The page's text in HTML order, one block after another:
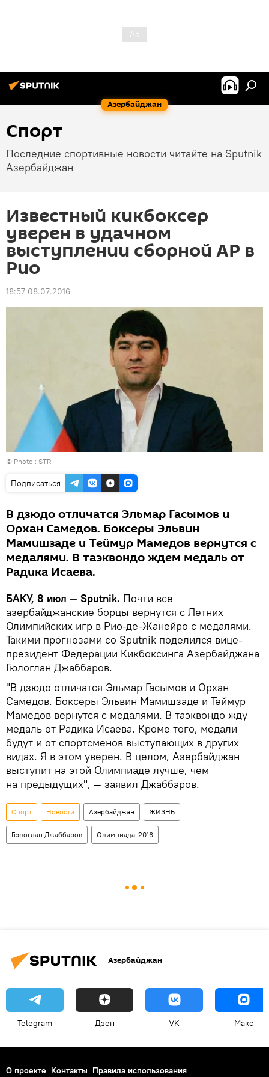
Азербайджан
Спорт
Последние спортивные новости читайте на Sputnik
Азербайджан
Известный кикбоксер
уверен в удачном
выступлении сборной АР в
Рио
18:57 08.07.2016
© Photo : STR
Подписаться
В дзюдо отличатся Эльмар Гасымов и
Орхан Самедов. Боксеры Эльвин
Мамишзаде и Теймур Мамедов вернутся с
медалями. В таэквондо ждем медаль от
Радика Исаева.
БАКУ, 8 июл — Sputnik. Почти все
азербайджанские борцы вернутся с Летних
Олимпийских игр в Рио-де-Жанейро с медалями.
Такими прогнозами со Sputnik поделился вице-
президент Федерации Кикбоксинга Азербайджана
Гюлоглан Джаббаров.
"В дзюдо отличатся Эльмар Гасымов и Орхан
Самедов. Боксеры Эльвин Мамишзаде и Теймур
Мамедов вернутся с медалями. В таэквондо жду
медаль от Радика Исаева. Кроме того, медали
будут и от спортсменов выступающих в других
видах. Я в этом уверен. В целом, Азербайджан
выступит на этой Олимпиаде лучше, чем
на предыдущих", — заявил Джаббаров.
Спорт Новости Азербайджан ЖИЗНЬ
Гюлоглан Джаббаров Олимпиада-2016
Азербайджан
Telegram Дзен VK Макс
О проекте Контакты Правила использования